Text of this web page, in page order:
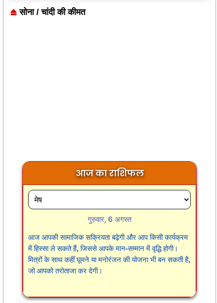
सोना / चांदी की कीमत
आज का राशिफल
गुरुवार, 6 अगस्त
आज आपकी सामाजिक सक्रियता बढ़ेगी और आप किसी कार्यक्रम
में हिस्सा ले सकते हैं, जिससे आपके मान-सम्मान में वृद्धि होगी।
मित्रों के साथ कहीं घूमने या मनोरंजन की योजना भी बन सकती है,
जो आपको तरोताजा कर देगी।